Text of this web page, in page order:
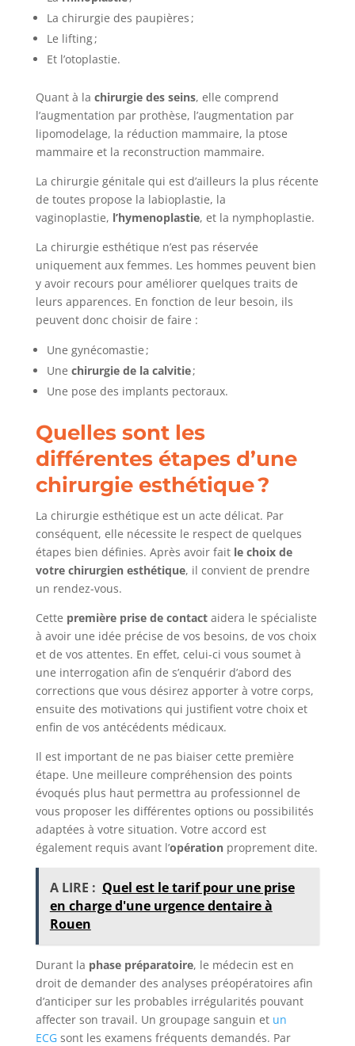
La chirurgie des paupières ;
Le lifting ;
Et l’otoplastie.
Quant à la chirurgie des seins, elle comprend
l’augmentation par prothèse, l’augmentation par
lipomodelage, la réduction mammaire, la ptose
mammaire et la reconstruction mammaire.
La chirurgie génitale qui est d’ailleurs la plus récente
de toutes propose la labioplastie, la
vaginoplastie, l’hymenoplastie, et la nymphoplastie.
La chirurgie esthétique n’est pas réservée
uniquement aux femmes. Les hommes peuvent bien
y avoir recours pour améliorer quelques traits de
leurs apparences. En fonction de leur besoin, ils
peuvent donc choisir de faire :
Une gynécomastie ;
Une chirurgie de la calvitie;
Une pose des implants pectoraux.
Quelles sont les
différentes étapes d’une
chirurgie esthétique ?
La chirurgie esthétique est un acte délicat. Par
conséquent, elle nécessite le respect de quelques
étapes bien définies. Après avoir fait le choix de
votre chirurgienesthétique, il convient de prendre
un rendez-vous.
Cette première prise de contactaidera le spécialiste
à avoir une idée précise de vos besoins, de vos choix
et de vos attentes. En effet, celui-ci vous soumet à
une interrogation afin de s’enquérir d’abord des
corrections que vous désirez apporter à votre corps,
ensuite des motivations qui justifient votre choix et
enfin de vos antécédents médicaux.
Il est important de ne pas biaiser cette première
étape. Une meilleure compréhension des points
évoqués plus haut permettra au professionnel de
vous proposer les différentes options ou possibilités
adaptées à votre situation. Votre accord est
également requis avant l’opérationproprement dite.
A LIRE : Quel est le tarif pour une prise
en charge d'une urgence dentaire à
Rouen
Durant la phase préparatoire, le médecin est en
droit de demander des analyses préopératoires afin
d’anticiper sur les probables irrégularités pouvant
affecter son travail. Un groupage sanguin et un
ECGsont les examens fréquents demandés. Par